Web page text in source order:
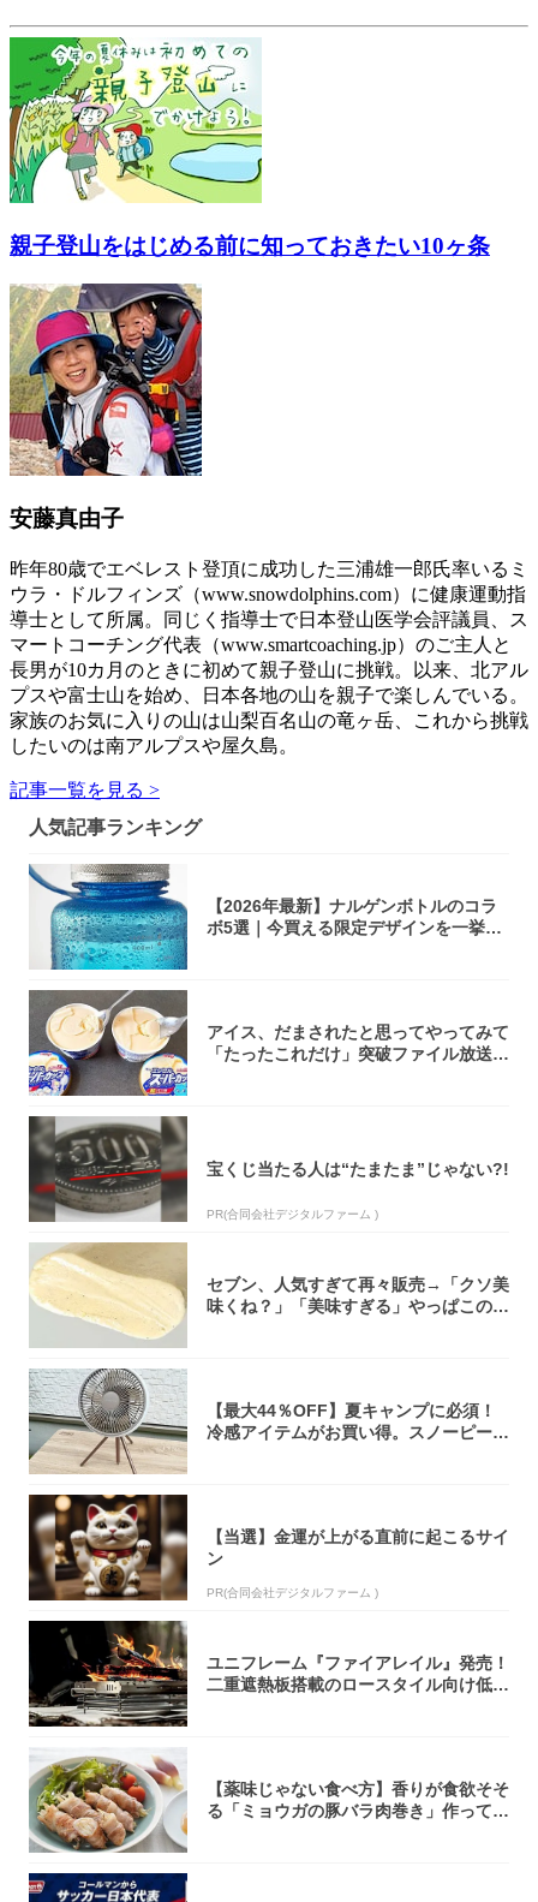
親子登山をはじめる前に知っておきたい10ヶ条
安藤真由子
昨年80歳でエベレスト登頂に成功した三浦雄一郎氏率いるミ
ウラ・ドルフィンズ（www.snowdolphins.com）に健康運動指
導士として所属。同じく指導士で日本登山医学会評議員、ス
マートコーチング代表（www.smartcoaching.jp）のご主人と
長男が10カ月のときに初めて親子登山に挑戦。以来、北アル
プスや富士山を始め、日本各地の山を親子で楽しんでいる。
家族のお気に入りの山は山梨百名山の竜ヶ岳、これから挑戦
したいのは南アルプスや屋久島。
記事一覧を見る >
人気記事ランキング
【2026年最新】ナルゲンボトルのコラ
ボ5選｜今買える限定デザインを一挙紹
アイス、だまされたと思ってやってみて
「たったこれだけ」突破ファイル放送で
宝くじ当たる人は“たまたま”じゃない?!
PR(合同会社デジタルファーム )
セブン、人気すぎて再々販売→「クソ美
味くね？」「美味すぎる」やっぱこのク
【最大44％OFF】夏キャンプに必須！
冷感アイテムがお買い得。スノーピー
【当選】金運が上がる直前に起こるサイ
ン
PR(合同会社デジタルファーム )
ユニフレーム『ファイアレイル』発売！
二重遮熱板搭載のロースタイル向け低型
【薬味じゃない食べ方】香りが食欲そそ
る「ミョウガの豚バラ肉巻き」作ってみ